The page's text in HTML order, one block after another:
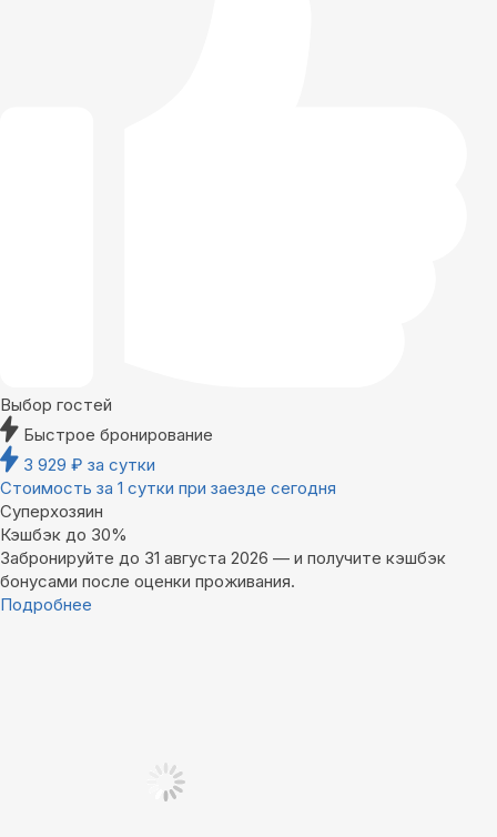
Выбор гостей
Быстрое бронирование
3 929 ₽ за сутки
Стоимость за 1 сутки при заезде сегодня
Суперхозяин
Кэшбэк до 30%
Забронируйте до 31 августа 2026 — и получите кэшбэк
бонусами после оценки проживания.
Подробнее